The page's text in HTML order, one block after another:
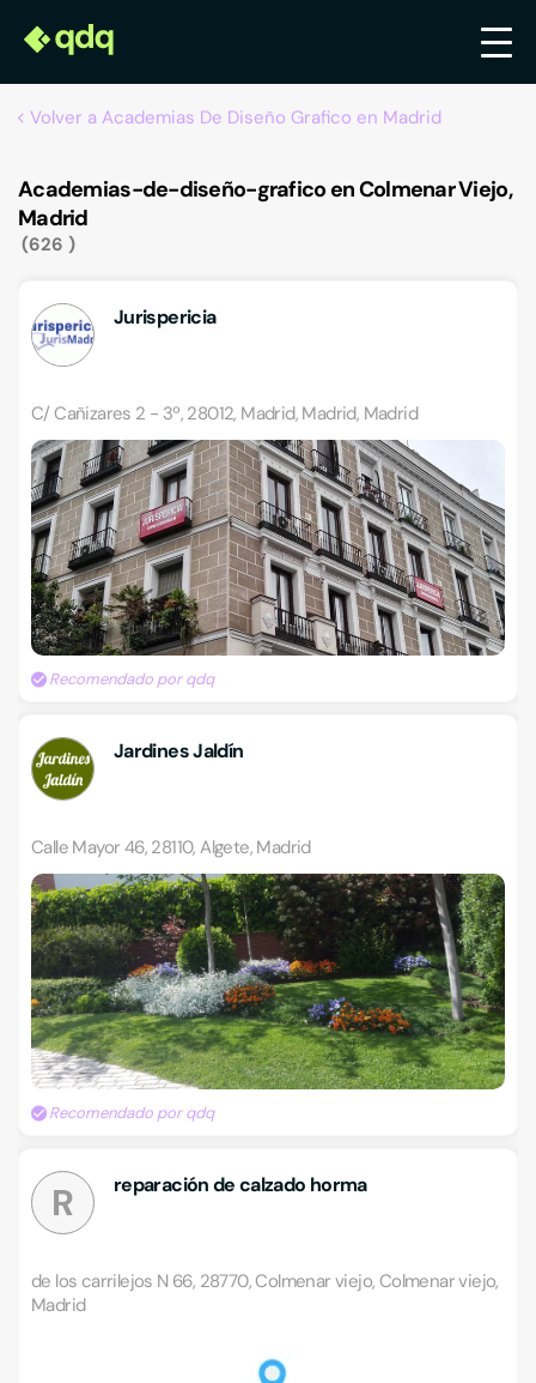
Volver a Academias De Diseño Grafico en Madrid
Academias-de-diseño-grafico en Colmenar Viejo,
Madrid
626
Jurispericia
C/ Cañizares 2 - 3º, 28012, Madrid, Madrid, Madrid
Recomendado por qdq
Jardines Jaldín
Calle Mayor 46, 28110, Algete, Madrid
Recomendado por qdq
R reparación de calzado horma
de los carrilejos N 66, 28770, Colmenar viejo, Colmenar viejo,
Madrid